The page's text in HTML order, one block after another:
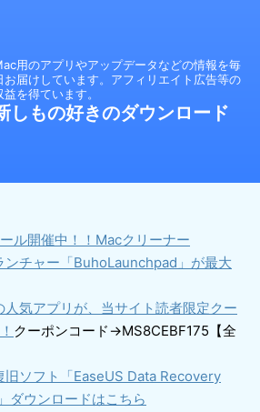
用のアプリやアップデータなどの情報を毎
お届けしています。アフィリエイト広告等の
益を得ています。
しもの好きのダウンロード
ル開催中！！Macクリーナー
ンチャー「BuhoLaunchpad」が最大
気アプリが、当サイト読者限定クー
クーポンコード→MS8CEBF175【全
旧ソフト「EaseUS Data Recovery
ウンロードはこちら